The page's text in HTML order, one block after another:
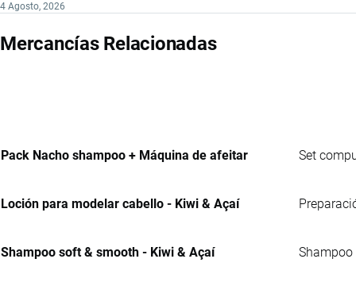
4 Agosto, 2026
Mercancías Relacionadas
Pack Nacho shampoo + Máquina de afeitar Set
Loción para modelar cabello - Kiwi & Açaí
Shampoo soft & smooth - Kiwi & Açaí